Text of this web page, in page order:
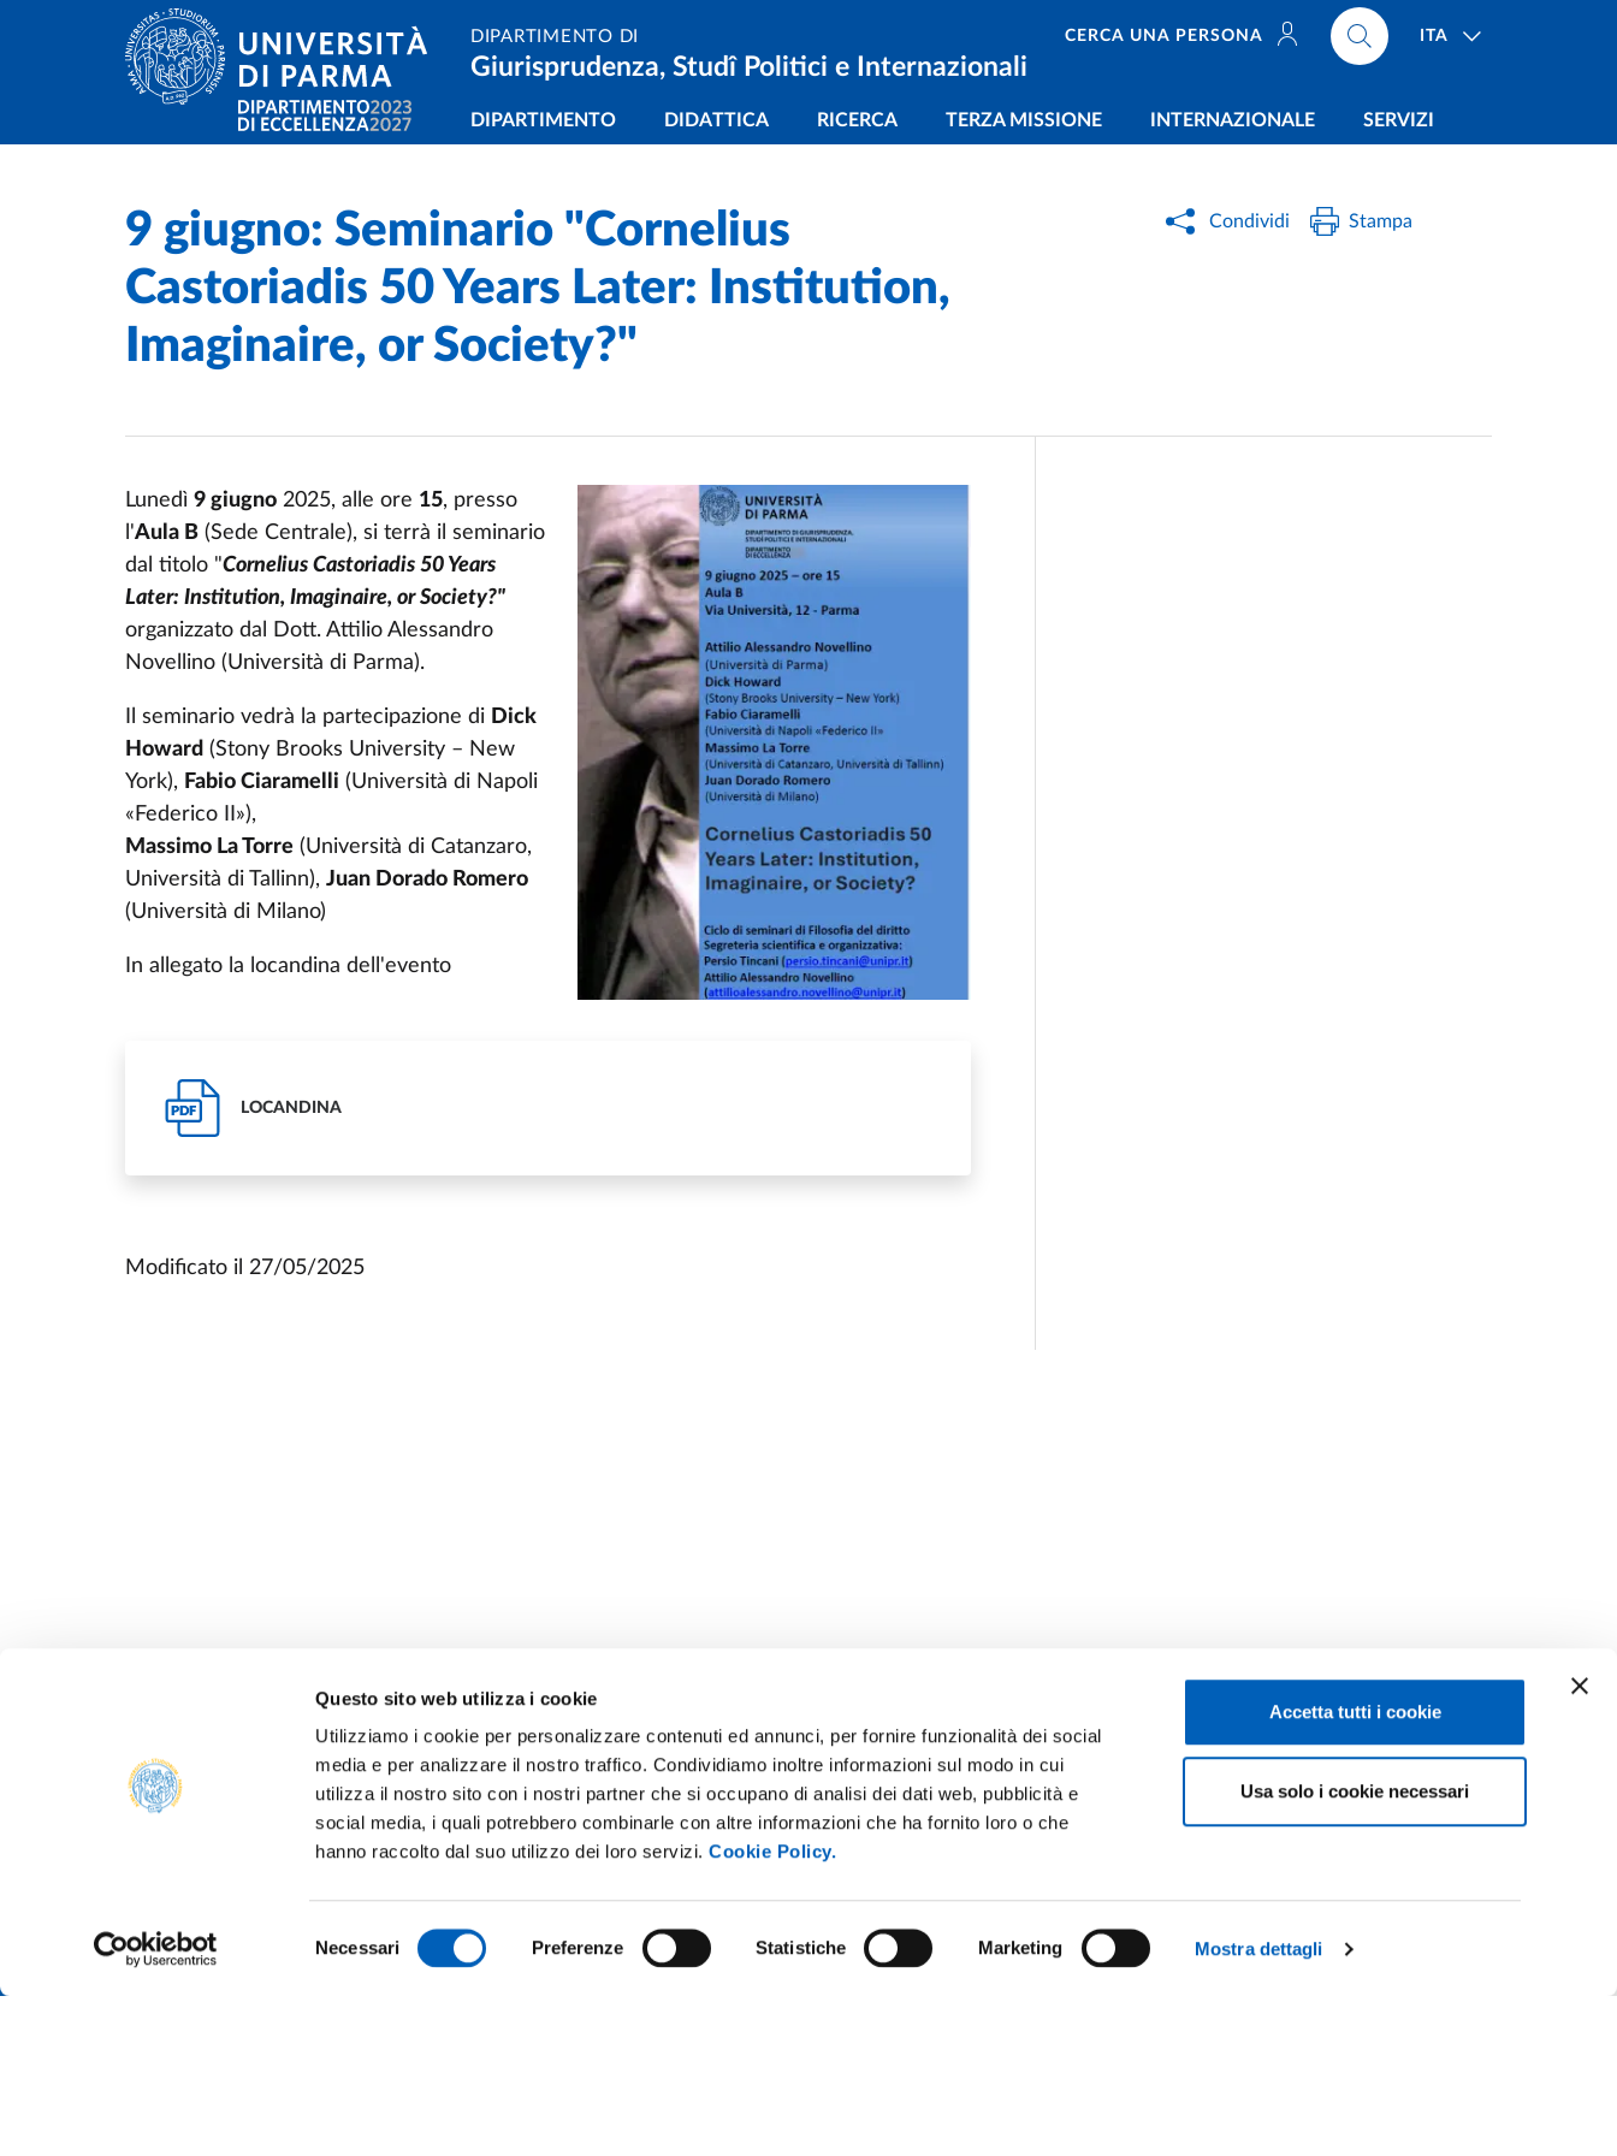
Questo sito web utilizza i cookie
Utilizziamo i cookie per personalizzare contenuti ed annunci, per fornire funzionalità dei social
media e per analizzare il nostro traffico. Condividiamo inoltre informazioni sul modo in cui
utilizza il nostro sito con i nostri partner che si occupano di analisi dei dati web, pubblicità e
social media, i quali potrebbero combinarle con altre informazioni che ha fornito loro o che
hanno raccolto dal suo utilizzo dei loro servizi.Cookie Policy.
del
Necessari Preferenze Statistiche Marketing Mostra dettagli
Accetta tutti i cookie
Usa solo i cookie necessari
Salta al contenuto principale
Skip to footer
DIPARTIMENTO DI
Giurisprudenza, Studî Politici e Internazionali
CERCA UNA PERSONA ITA
Navigazione principale
DIPARTIMENTO DIDATTICA RICERCA TERZA MISSIONE INTERNAZIONALE SERVIZI
Home /
Cerca una notizia
9 giugno: Seminario "Cornelius
Castoriadis 50 Years Later: Institution,
Imaginaire, or Society?"
Condividi Stampa
Lunedì9 giugno 2025, alle ore 15, presso
l'Aula B (Sede Centrale), si terrà il seminario
dal titolo "Cornelius Castoriadis 50 Years
Later: Institution, Imaginaire, or Society?"
organizzato dal Dott. Attilio Alessandro
Novellino (Università di Parma).
Il seminario vedrà la partecipazione di Dick
Howard (Stony Brooks University – New
York), Fabio Ciaramelli (Università di Napoli
«Federico II»),
Massimo La Torre (Università di Catanzaro,
Università di Tallinn),Juan Dorado Romero
(Università di Milano)
In allegato la locandina dell'evento
PDF LOCANDINA
Modificato il27/05/2025